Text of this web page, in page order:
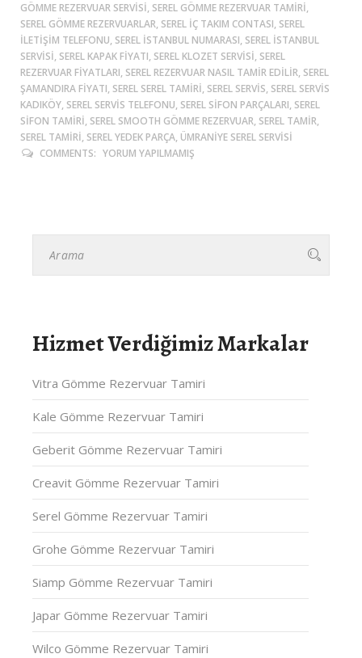
GÖMME REZERVUAR SERVISI, SEREL GÖMME REZERVUAR TAMIRI,
SEREL GÖMME REZERVUARLAR, SEREL IÇ TAKIM CONTASI, SEREL
ILETIŞIM TELEFONU, SEREL ISTANBUL NUMARASI, SEREL ISTANBUL
SERVISI, SEREL KAPAK FIYATI, SEREL KLOZET SERVISI, SEREL
REZERVUAR FIYATLARI, SEREL REZERVUAR NASIL TAMIR EDILIR, SEREL
ŞAMANDIRA FIYATI, SEREL SEREL TAMIRI, SEREL SERVIS, SEREL SERVIS
KADIKÖY, SEREL SERVIS TELEFONU, SEREL SIFON PARÇALARI, SEREL
SIFON TAMIRI, SEREL SMOOTH GÖMME REZERVUAR, SEREL TAMIR,
SEREL TAMIRI, SEREL YEDEK PARÇA, ÜMRANIYE SEREL SERVISI
COMMENTS: YORUM YAPILMAMIŞ
Hizmet Verdiğimiz Markalar
Vitra Gömme Rezervuar Tamiri
Kale Gömme Rezervuar Tamiri
Geberit Gömme Rezervuar Tamiri
Creavit Gömme Rezervuar Tamiri
Serel Gömme Rezervuar Tamiri
Grohe Gömme Rezervuar Tamiri
Siamp Gömme Rezervuar Tamiri
Japar Gömme Rezervuar Tamiri
Wilco Gömme Rezervuar Tamiri